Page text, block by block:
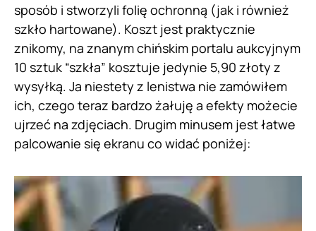
sposób i stworzyli folię ochronną (jak i również
szkło hartowane). Koszt jest praktycznie
znikomy, na znanym chińskim portalu aukcyjnym
10 sztuk “szkła” kosztuje jedynie 5,90 złoty z
wysyłką. Ja niestety z lenistwa nie zamówiłem
ich, czego teraz bardzo żałuję a efekty możecie
ujrzeć na zdjęciach. Drugim minusem jest łatwe
palcowanie się ekranu co widać poniżej: